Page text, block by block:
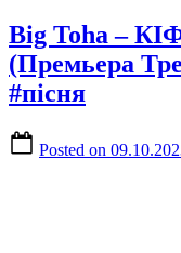
Big Toha –
(Премьера
#пісня
Posted on